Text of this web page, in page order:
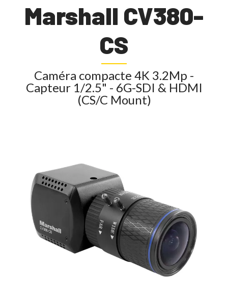
Marshall CV380-
CS
Caméra compacte 4K 3.2Mp -
Capteur 1/2.5" - 6G-SDI & HDMI
(CS/C Mount)